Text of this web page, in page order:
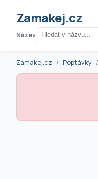
Zamakej.cz
Název
Zamakej.cz Poptávky